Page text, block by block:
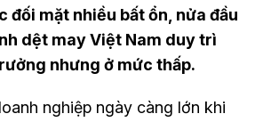
đối mặt nhiều bất ổn, nửa đầu
dệt may Việt Nam duy trì
nhưng ở mức thấp.
nghiệp ngày càng lớn khi